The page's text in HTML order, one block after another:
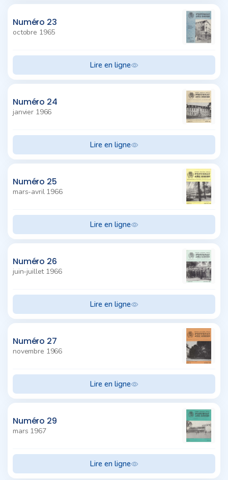
Numéro 23
octobre 1965
Lire en ligne
Numéro 24
janvier 1966
Lire en ligne
Numéro 25
mars-avril 1966
Lire en ligne
Numéro 26
juin-juillet 1966
Lire en ligne
Numéro 27
novembre 1966
Lire en ligne
Numéro 29
mars 1967
Lire en ligne